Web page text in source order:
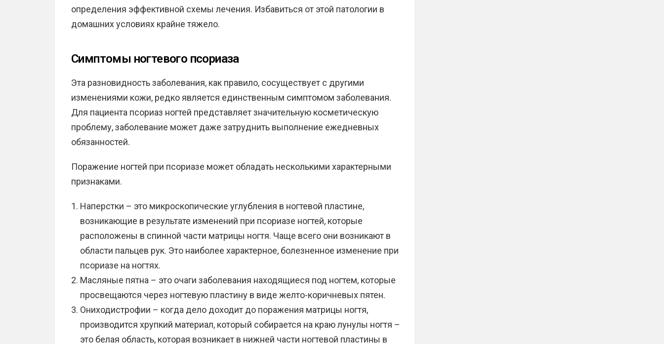
определения эффективной схемы лечения. Избавиться от этой патологии в
домашних условиях крайне тяжело.
Симптомы ногтевого псориаза
Эта разновидность заболевания, как правило, сосуществует с другими
изменениями кожи, редко является единственным симптомом заболевания.
Для пациента псориаз ногтей представляет значительную косметическую
проблему, заболевание может даже затруднить выполнение ежедневных
обязанностей.
Поражение ногтей при псориазе может обладать несколькими характерными
признаками.
Наперстки – это микроскопические углубления в ногтевой пластине,
возникающие в результате изменений при псориазе ногтей, которые
расположены в спинной части матрицы ногтя. Чаще всего они возникают в
области пальцев рук. Это наиболее характерное, болезненное изменение при
псориазе на ногтях.
Масляные пятна – это очаги заболевания находящиеся под ногтем, которые
просвещаются через ногтевую пластину в виде желто-коричневых пятен.
Ониходистрофии – когда дело доходит до поражения матрицы ногтя,
производится хрупкий материал, который собирается на краю лунулы ногтя –
это белая область, которая возникает в нижней части ногтевой пластины в